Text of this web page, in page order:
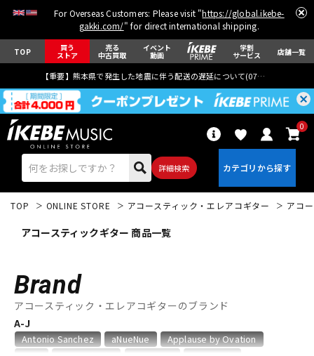
For Overseas Customers: Please visit "https://global.ikebe-
gakki.com/" for direct international shipping.
TOP 買う
ストア
売る
中古買取
イベント
動画
学割
サービス 店舗一覧
【重要】熊本県で発生した地震に伴う配送の遅延について(07月29日
詳細検索
0
エレキギター
ベース ウクレレ
TOP ONLINE STORE アコースティック・エレアコギター アコ
アコースティックギター 商品一覧
Brand
アコースティック・エレアコギターのブランド
A-J
Antonio Sanchez aNueNue
Applause by Ovation